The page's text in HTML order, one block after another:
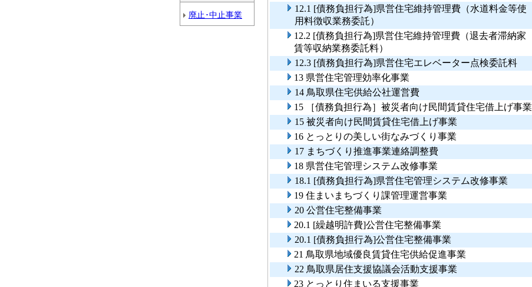
廃止･中止事業
12.1 [債務負担行為]県営住宅維持管理費（水道料金等使
用料徴収業務委託）
12.2 [債務負担行為]県営住宅維持管理費（退去者滞納家
賃等収納業務委託料）
12.3 [債務負担行為]県営住宅エレベーター点検委託料
13 県営住宅管理効率化事業
14 鳥取県住宅供給公社運営費
15 ［債務負担行為］被災者向け民間賃貸住宅借上げ事業
15 被災者向け民間賃貸住宅借上げ事業
16 とっとりの美しい街なみづくり事業
17 まちづくり推進事業連絡調整費
18 県営住宅管理システム改修事業
18.1 [債務負担行為]県営住宅管理システム改修事業
19 住まいまちづくり課管理運営事業
20 公営住宅整備事業
20.1 [繰越明許費]公営住宅整備事業
20.1 [債務負担行為]公営住宅整備事業
21 鳥取県地域優良賃貸住宅供給促進事業
22 鳥取県居住支援協議会活動支援事業
23 とっとり住まいる支援事業